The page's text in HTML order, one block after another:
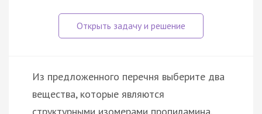
Из предложенного перечня выберите два
вещества, которые являются
структурными изомерами пропиламина.